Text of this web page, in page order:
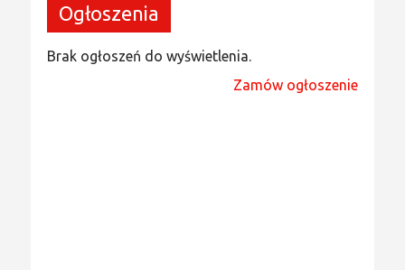
Ogłoszenia
Brak ogłoszeń do wyświetlenia.
Zamów ogłoszenie